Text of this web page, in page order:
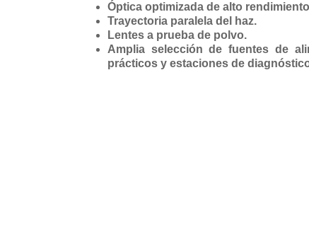
Óptica optimizada de alto
Trayectoria paralela del haz.
Lentes a prueba de polvo.
Amplia selección de fuentes de
prácticos y estaciones de